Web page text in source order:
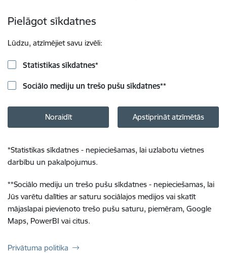
Pielāgot sīkdatnes
Lūdzu, atzīmējiet savu izvēli:
Statistikas sīkdatnes*
Sociālo mediju un trešo pušu sīkdatnes**
Noraidīt Apstiprināt atzīmētās
*Statistikas sīkdatnes - nepieciešamas, lai uzlabotu vietnes
darbību un pakalpojumus.
**Sociālo mediju un trešo pušu sīkdatnes - nepieciešamas, lai
Jūs varētu dalīties ar saturu sociālajos medijos vai skatīt
mājaslapai pievienoto trešo pušu saturu, piemēram, Google
Maps, PowerBI vai citus.
Privātuma politika